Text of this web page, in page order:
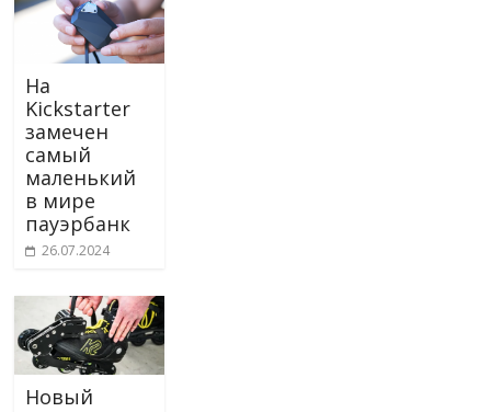
На
Kickstarter
замечен
самый
маленький
в мире
пауэрбанк
26.07.2024
Новый